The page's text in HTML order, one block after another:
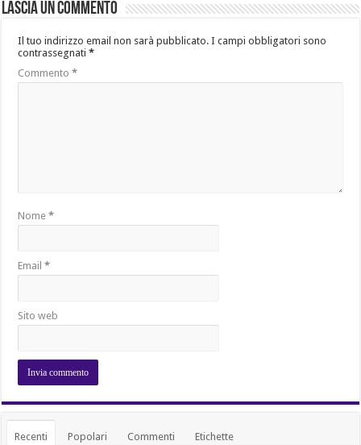
Lascia un commento
Il tuo indirizzo email non sarà pubblicato. I campi obbligatori sono
contrassegnati*
Commento*
Nome*
Email*
Sito web
Recenti Popolari Commenti Etichette